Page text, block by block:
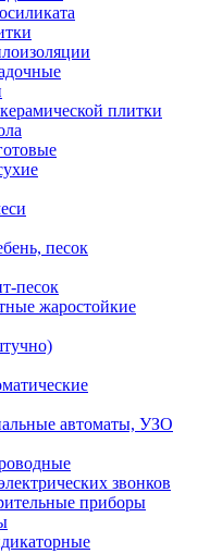
плитки
песок
песок
жаростойкие
автоматы, УЗО
звонков
приборы